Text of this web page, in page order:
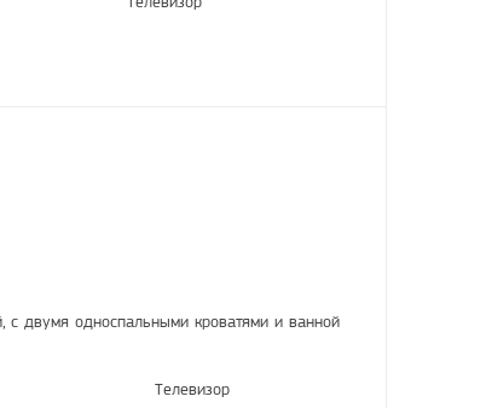
с двумя односпальными кроватями и ванной
Телевизор